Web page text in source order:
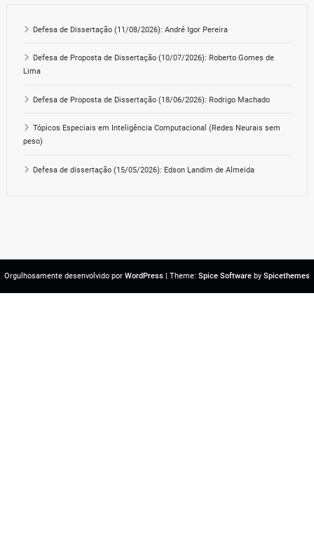
Defesa de Dissertação (11/08/2026): André Igor Pereira
Defesa de Proposta de Dissertação (10/07/2026): Roberto Gomes de
Lima
Defesa de Proposta de Dissertação (18/06/2026): Rodrigo Machado
Tópicos Especiais em Inteligência Computacional (Redes Neurais sem
peso)
Defesa de dissertação (15/05/2026): Edson Landim de Almeida
Orgulhosamente desenvolvido por WordPress | Theme: Spice Software by Spicethemes